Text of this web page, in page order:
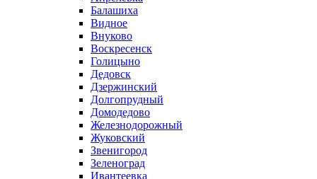
Балашиха
Видное
Внуково
Воскресенск
Голицыно
Дедовск
Дзержинский
Долгопрудный
Домодедово
Железнодорожный
Жуковский
Звенигород
Зеленоград
Ивантеевка